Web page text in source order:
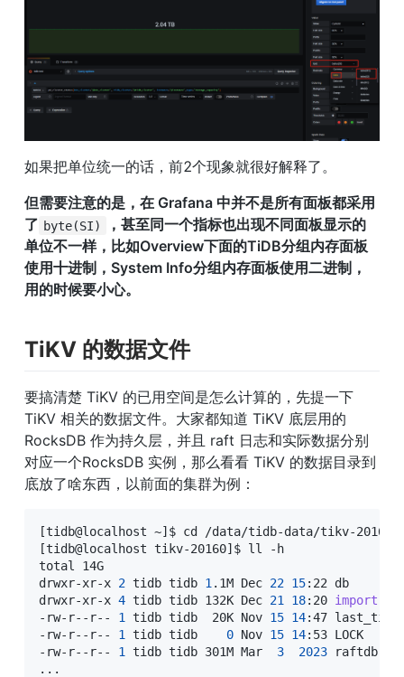
如果把单位统一的话，前2个现象就很好解释了。
但需要注意的是，在 Grafana 中并不是所有面板都采用
了 byte(SI)
，甚至同一个指标也出现不同面板显示的
单位不一样，比如Overview下面的TiDB分组内存面板
使用十进制，System Info分组内存面板使用二进制，
用的时候要小心。
TiKV 的数据文件
要搞清楚 TiKV 的已用空间是怎么计算的，先提一下
TiKV 相关的数据文件。大家都知道 TiKV 底层用的
RocksDB 作为持久层，并且 raft 日志和实际数据分别
对应一个RocksDB 实例，那么看看 TiKV 的数据目录到
底放了啥东西，以前面的集群为例：
[tidb@localhost ~]$ cd
[tidb@localhost tikv-20160]$ ll -h
total 14G
drwxr-xr-x 2 tidb tidb 1 .1M Dec 22 15:22 db
drwxr-xr-x 4 tidb tidb 132K Dec 21 18:20 import
-rw-r--r-- 1 tidb tidb  20K Nov 15 14:47
-rw-r--r-- 1 tidb tidb 0 Nov 15 14:53 LOCK
-rw-r--r-- 1 tidb tidb 301M Mar 3
2023
.. .